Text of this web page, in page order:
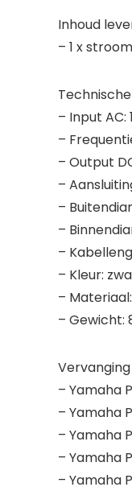
Inhoud
– 1 x
– Input AC:
–
– Output
–
–
–
–
– Kleur:
–
– Gewicht:
– Yamaha
– Yamaha
– Yamaha
– Yamaha
– Yamaha